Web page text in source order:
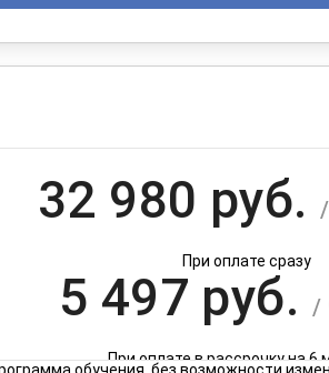
32 980 руб.
При оплате сразу
5 497 руб. /
При оплате в рассрочку на 6